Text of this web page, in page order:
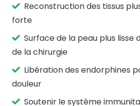
Reconstruction des tissus
forte
Surface de la peau plus lisse
de la chirurgie
Libération des endorphines
douleur
Soutenir le système